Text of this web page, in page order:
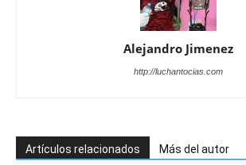
Alejandro Jimenez
http://luchantocias.com
Artículos relacionados Más del autor